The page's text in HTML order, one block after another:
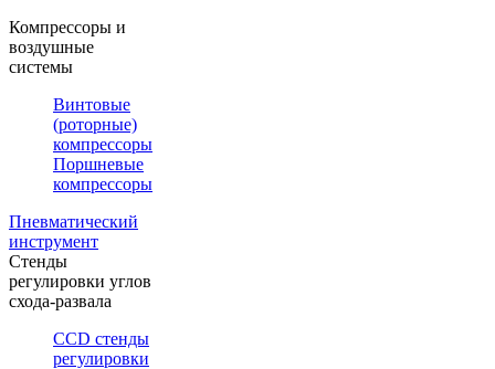
Компрессоры и
воздушные
системы
Винтовые
(роторные)
компрессоры
Поршневые
компрессоры
Пневматический
инструмент
Стенды
регулировки углов
схода-развала
CCD стенды
регулировки